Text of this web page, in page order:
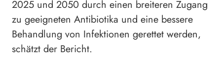
2025 und 2050 durch einen breiteren Zugang
zu geeigneten Antibiotika und eine bessere
Behandlung von Infektionen gerettet werden,
schätzt der Bericht.